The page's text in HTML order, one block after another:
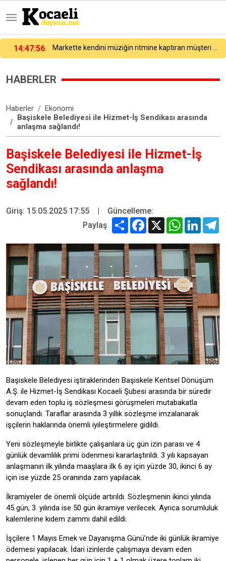
14:39 Kocaeli bu listeye 1. sıradan girdi!
HABERLER
Haberler
Ekonomi
Başiskele Belediyesi ile Hizmet-İş Sendikası arasında
anlaşma sağlandı!
Başiskele Belediyesi ile Hizmet-İş
Sendikası arasında anlaşma
sağlandı!
Giriş: 15.05.2025 17:55 |
Güncelleme:
Paylaş
Share Facebook
X WhatsApp
Başiskele Belediyesi iştiraklerinden Başiskele Kentsel Dönüşüm
A.Ş. ile Hizmet-İş Sendikası Kocaeli Şubesi arasında bir süredir
devam eden toplu iş sözleşmesi görüşmeleri mutabakatla
sonuçlandı. Taraflar arasında 3 yıllık sözleşme imzalanarak
işçilerin haklarında önemli iyileştirmelere gidildi.
Yeni sözleşmeyle birlikte çalışanlara üç gün izin parası ve 4
günlük devamlılık primi ödenmesi kararlaştırıldı. 3 yılı kapsayan
anlaşmanın ilk yılında maaşlara ilk 6 ay için yüzde 30, ikinci 6 ay
için ise yüzde 25 oranında zam yapılacak.
İkramiyeler de önemli ölçüde artırıldı. Sözleşmenin ikinci yılında
45 gün, 3. yılında ise 50 gün ikramiye verilecek. Ayrıca sorumluluk
kalemlerine kıdem zammı dahil edildi.
İşçilere 1 Mayıs Emek ve Dayanışma Günü’nde iki günlük ikramiye
ödemesi yapılacak. İdari izinlerde çalışmaya devam eden